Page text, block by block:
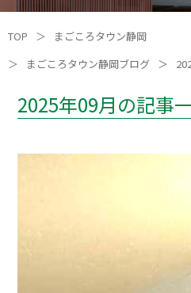
TOP ＞
まごころタウン静岡
＞
まごころタウン静岡ブログ ＞
2025年09月の記事